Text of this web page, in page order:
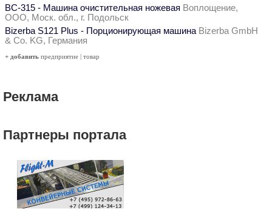
ВС-315 - Машина очистительная ножевая Воплощение,
ООО, Моск. обл., г. Подольск
Bizerba S121 Plus - Порционирующая машина Bizerba GmbH
& Co. KG, Германия
+ добавить предприятие | товар
Реклама
Партнеры портала